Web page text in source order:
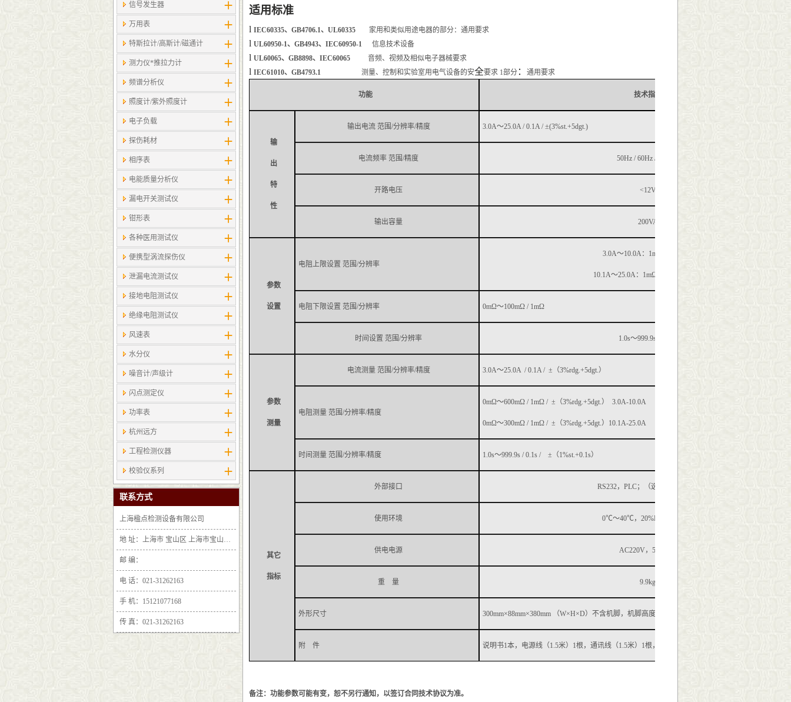
信号发生器
万用表
特斯拉计/高斯计​/磁通计
测力仪*推拉力计
频谱分析仪
照度计/紫外照度计
电子负载
探伤耗材
相序表
电能质量分析仪
漏电开关测试仪
钳形表
各种医用测试仪
便携型涡流探伤仪
泄漏电流测试仪
接地电阻测试仪
绝缘电阻测试仪
风速表
水分仪
噪音计/声级计
闪点测定仪
功率表
杭州远方
工程检测仪器
校验仪系列
联系方式
上海楹点检测设备有限公司
地 址：上海市 宝山区 上海市宝山区沪太路6397号1-2层F25区1011室
邮 编：
电 话：021-31262163
手 机：15121077168
传 真：021-31262163
适用标准
l IEC60335、 GB4706.1、 UL60335 家用和类似用途电器的部分：通用要求
l UL60950-1、 GB4943、 IEC60950-1 信息技术设备
l UL60065、 GB8898、 IEC60065 音频、视频及相似电子器械要求
l IEC61010、 GB4793.1 测量、控制和实验室用电气设备的安全要求 1部分 ： 通用要求
功能 技术指标
输
出
特
性
输出电流 范围/分辨率/精度 3.0A～25.0A / 0.1A / ±(3%st.+5dgt.)
电流频率 范围/精度 50Hz / 60Hz / ±0.1%
开路电压 <12V
输出容量 200VA
参数
设置
电阻上限设置 范围/分辨率
3.0A～10.0A： 1mΩ
10.1A～25.0A： 1mΩ
电阻下限设置 范围/分辨率 0mΩ～100mΩ / 1mΩ
时间设置 范围/分辨率 1.0s～999.9s / 0.1s
参数
测量
电流测量 范围/分辨率/精度 3.0A～25.0A / 0.1A / ± （3%rdg.+5dgt.）
电阻测量 范围/分辨率/精度
0mΩ～600mΩ / 1mΩ / ± （3%rdg.+5dgt.） 3.0A-10.0A
0mΩ～300mΩ / 1mΩ / ± （3%rdg.+5dgt.） 10.1A-25.0A
时间测量 范围/分辨率/精度 1.0s～999.9s / 0.1s / ± （1%st.+0.1s）
其它
指标
外部接口 RS232， PLC； （选配：
使用环境 0℃～40℃， 20%RH
供电电源 AC220V， 50
重 量 9.9kg
外形尺寸 300mm×88mm×380mm （W×H×D） 不含机脚，机脚高度
附 件 说明书1本，电源线（1.5米） 1根，通讯线（1.5米） 1根，测试线（
备注：功能参数可能有变，恕不另行通知，以签订合同技术协议为准。